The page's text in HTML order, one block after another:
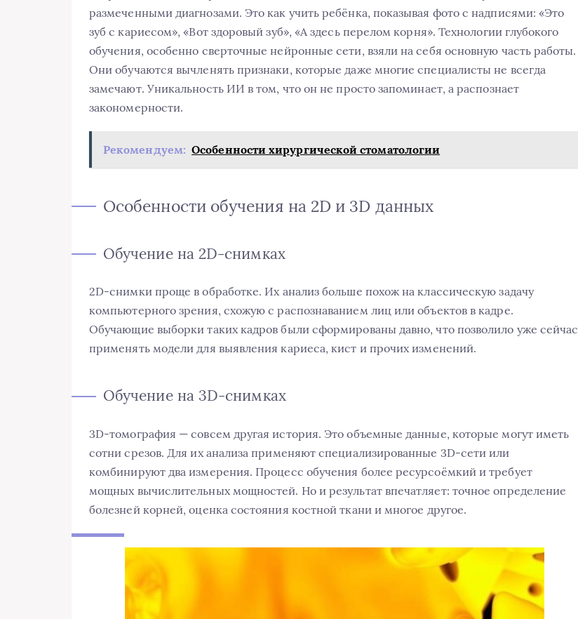
размеченными диагнозами. Это как учить ребёнка, показывая фото с надписями: «Это
зуб с кариесом», «Вот здоровый зуб», «А здесь перелом корня». Технологии глубокого
обучения, особенно сверточные нейронные сети, взяли на себя основную часть работы.
Они обучаются вычленять признаки, которые даже многие специалисты не всегда
замечают. Уникальность ИИ в том, что он не просто запоминает, а распознает
закономерности.
Рекомендуем: Особенности хирургической стоматологии
Особенности обучения на 2D и 3D данных
Обучение на 2D-снимках
2D-снимки проще в обработке. Их анализ больше похож на классическую задачу
компьютерного зрения, схожую с распознаванием лиц или объектов в кадре.
Обучающие выборки таких кадров были сформированы давно, что позволило уже сейчас
применять модели для выявления кариеса, кист и прочих изменений.
Обучение на 3D-снимках
3D-томография — совсем другая история. Это объемные данные, которые могут иметь
сотни срезов. Для их анализа применяют специализированные 3D-сети или
комбинируют два измерения. Процесс обучения более ресурсоёмкий и требует
мощных вычислительных мощностей. Но и результат впечатляет: точное определение
болезней корней, оценка состояния костной ткани и многое другое.